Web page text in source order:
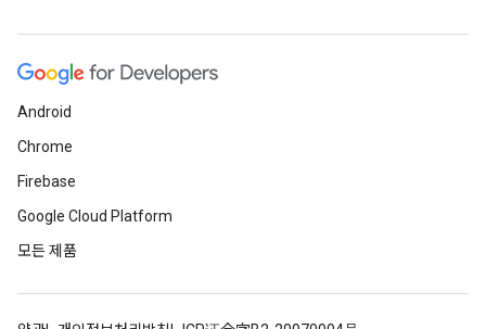
Android
Chrome
Firebase
Google Cloud Platform
모든 제품